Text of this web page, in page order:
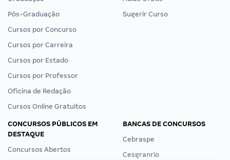
Pós-Graduação
Cursos por Concurso
Cursos por Carreira
Cursos por Estado
Cursos por Professor
Oficina de Redação
Cursos Online Gratuitos
Sugerir Curso
CONCURSOS PÚBLICOS EM
DESTAQUE
Concursos Abertos
BANCAS DE CONCURSOS
Cebraspe
Cesgranrio